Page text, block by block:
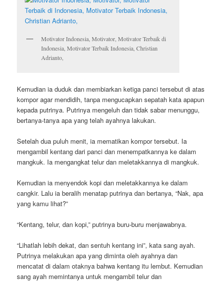
Motivator Indonesia, Motivator, Motivator Terbaik di
Indonesia, Motivator Terbaik Indonesia, Christian
Adrianto,
Kemudian ia duduk dan membiarkan ketiga panci tersebut di atas
kompor agar mendidih, tanpa mengucapkan sepatah kata apapun
kepada putrinya. Putrinya mengeluh dan tidak sabar menunggu,
bertanya-tanya apa yang telah ayahnya lakukan.
Setelah dua puluh menit, ia mematikan kompor tersebut. Ia
mengambil kentang dari panci dan menempatkannya ke dalam
mangkuk. Ia mengangkat telur dan meletakkannya di mangkuk.
Kemudian ia menyendok kopi dan meletakkannya ke dalam
cangkir. Lalu ia beralih menatap putrinya dan bertanya, “Nak, apa
yang kamu lihat?”
“Kentang, telur, dan kopi,” putrinya buru-buru menjawabnya.
“Lihatlah lebih dekat, dan sentuh kentang ini”, kata sang ayah.
Putrinya melakukan apa yang diminta oleh ayahnya dan
mencatat di dalam otaknya bahwa kentang itu lembut. Kemudian
sang ayah memintanya untuk mengambil telur dan